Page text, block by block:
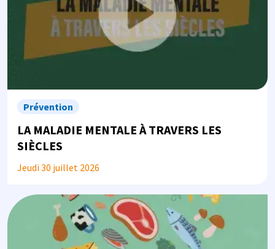
Prévention
LA MALADIE MENTALE À TRAVERS LES
SIÈCLES
Jeudi 30 juillet 2026
Image